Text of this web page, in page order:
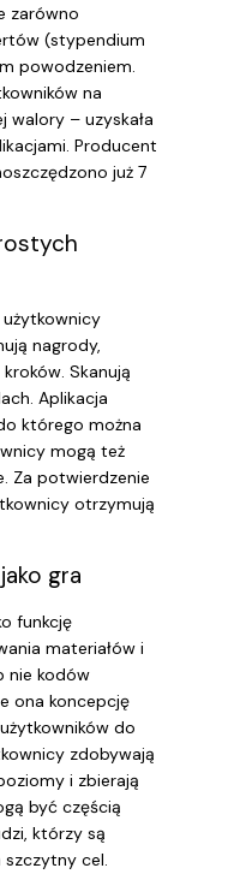
zarówno
(stypendium
powodzeniem.
na
walory – uzyskała
Producent
już 7
nagrody,
Skanują
Aplikacja
którego można
mogą też
Za potwierdzenie
otrzymują
gra
funkcję
materiałów i
nie kodów
ona koncepcję
do
zdobywają
i zbierają
być częścią
którzy są
szczytny cel.